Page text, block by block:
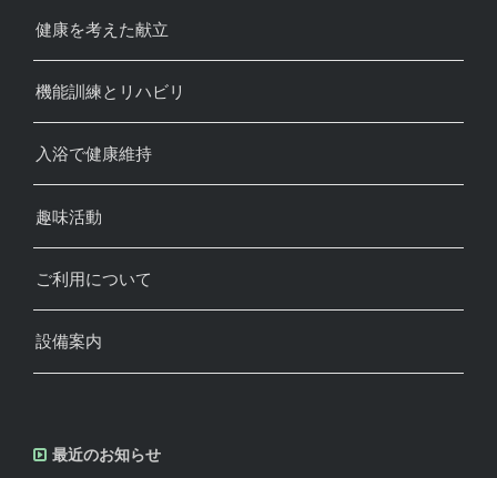
健康を考えた献立
機能訓練とリハビリ
入浴で健康維持
趣味活動
ご利用について
設備案内
最近のお知らせ